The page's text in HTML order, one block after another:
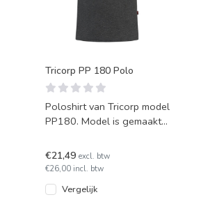
Tricorp PP 180 Polo
Poloshirt van Tricorp model
PP180. Model is gemaakt
katoen. De ideale werk
€21,49excl. btw
€26,00 incl. btw
Vergelijk